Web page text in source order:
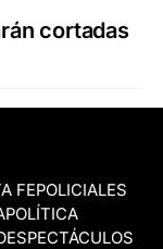
cortadas
FEPOLICIALES
POLÍTICA
ESPECTÁCULOS